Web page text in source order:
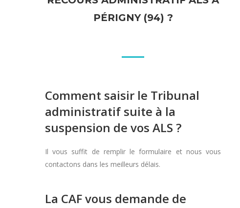
PÉRIGNY (94) ?
Comment saisir le Tribunal
administratif suite à la
suspension de vos ALS ?
Il vous suffit de remplir le formulaire et nous vous
contactons dans les meilleurs délais.
La CAF vous demande de